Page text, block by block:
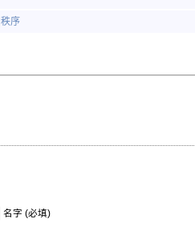
秩序
名字 (必填)